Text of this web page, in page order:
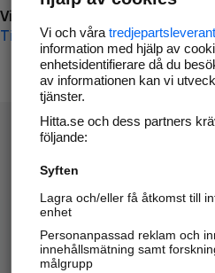
Vi beklagar besväret!
Till startsidan
Hitta.se - Gratis
Sök företag, personer och
Hitta telefonnummer,
Vi och våra
information med hjälp av
enhetsidentifierare då du
av informationen kan vi
tjänster.
Hitta.se och dess partners
följande:
Syften
Lagra och/eller få åtkomst till
enhet
Personanpassad reklam och
innehållsmätning samt
målgrupp